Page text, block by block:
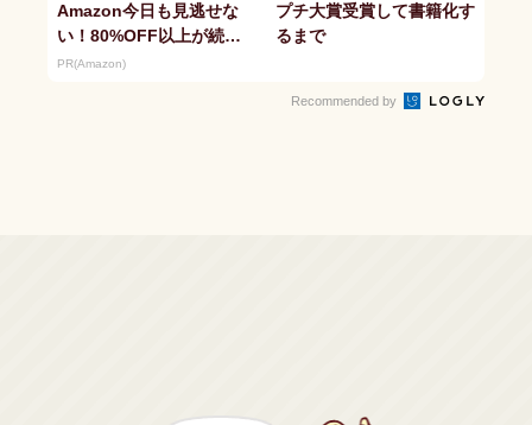
Amazon今日も見逃せな
い！80%OFF以上が続々
登場
PR(Amazon)
プチ大賞受賞して書籍化す
るまで
Recommended by